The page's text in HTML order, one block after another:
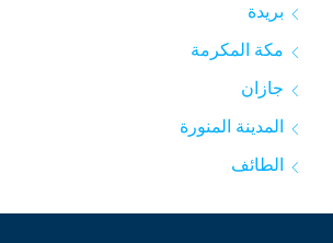
بريدة
مكة المكرمة
جازان
المدينة المنورة
الطائف